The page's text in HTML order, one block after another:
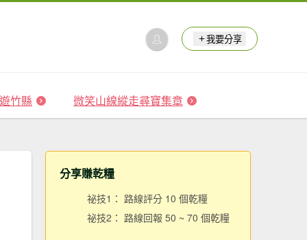
我要分享
竹縣 微笑山線縱走尋寶集章
分享賺乾糧
祕技1： 路線評分 10 個乾糧
祕技2： 路線回報 50 ~ 70 個乾糧